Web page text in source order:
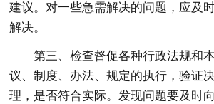
建议。对一些急需解决的问题，应及
解决。
第三、检查督促各种行政法规和
议、制度、办法、规定的执行，验证
理，是否符合实际。发现问题要及时